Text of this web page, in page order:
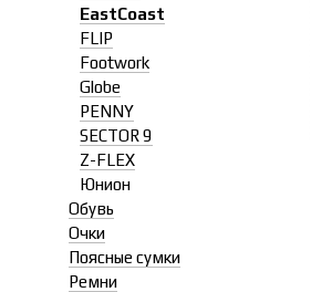
EastCoast
FLIP
Footwork
Globe
PENNY
SECTOR 9
Z-FLEX
Юнион
Обувь
Очки
Поясные сумки
Ремни